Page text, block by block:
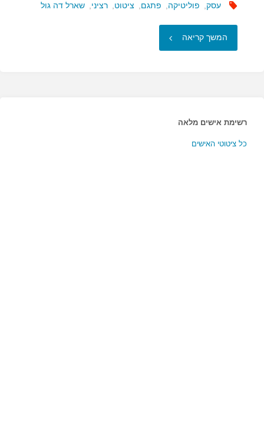
עסק, פוליטיקה, פתגם, ציטוט, רציני, שארל דה גול
המשך קריאה "הגעתי
רשימת אישים מלאה
כל ציטוטי האישים